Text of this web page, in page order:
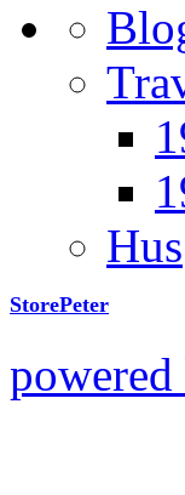
Hus
StorePeter
powered